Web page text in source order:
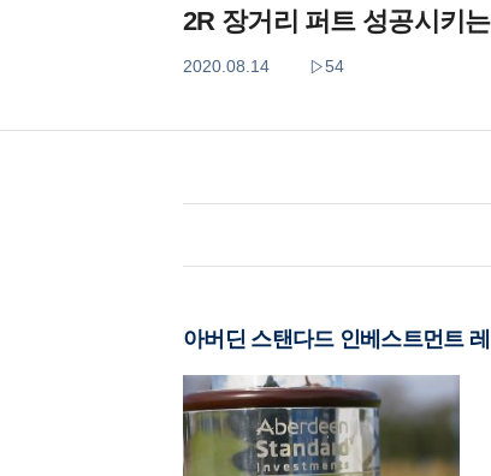
2R 장거리 퍼트 성공시키
2020.08.14 54
아버딘 스탠다드 인베스트먼트